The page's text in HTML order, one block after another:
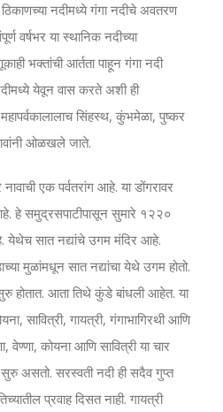
नदीमध्ये गंगा नदीचे अवतरण
वर्षभर या स्थानिक नदीच्या
भक्तांची आर्तता पाहून गंगा नदी
येवून वास करते अशी ही
सिंहस्थ, कुंभमेळा, पुष्कर
ओळखले जाते.
नावाची एक पर्वतरांग आहे. या डोंगरावर
हे समुद्रसपाटीपासून सुमारे १२२०
येथेच सात नद्यांचे उगम मंदिर आहे.
मुळांमधून सात नद्यांचा येथे उगम होतो.
सुरु होतात. आता तिथे कुंडे बांधली आहेत. या
सावित्री, गायत्री, गंगाभागिरथी आणि
कोयना आणि सावित्री या चार
असतो. सरस्वती नदी ही सदैव गुप्त
प्रवाह दिसत नाही. गायत्री